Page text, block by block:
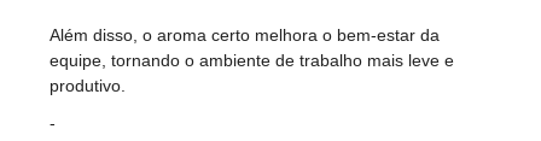
Além disso, o aroma certo melhora o bem-estar da
equipe, tornando o ambiente de trabalho mais leve e
produtivo.
-